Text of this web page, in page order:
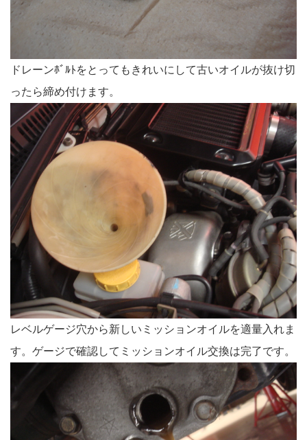
ドレーンﾎﾞﾙﾄをとってもきれいにして古いオイルが抜け切
ったら締め付けます。
レベルゲージ穴から新しいミッションオイルを適量入れま
す。ゲージで確認してミッションオイル交換は完了です。